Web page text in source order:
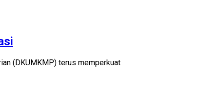
(DKUMKMP) terus memperkuat